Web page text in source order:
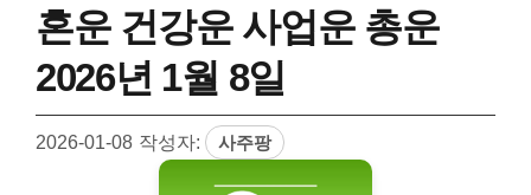
혼운 건강운 사업운 총운
2026년 1월 8일
2026-01-08 작성자: 사주팡